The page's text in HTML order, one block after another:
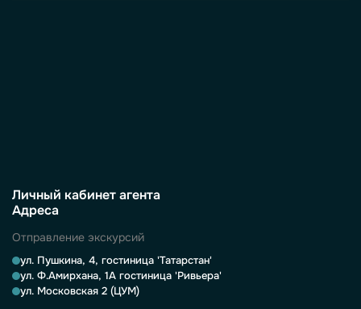
Личный кабинет агента
Адреса
Отправление экскурсий
ул. Пушкина, 4, гостиница 'Татарстан'
ул. Ф.Амирхана, 1А гостиница 'Ривьера'
ул. Московская 2 (ЦУМ)